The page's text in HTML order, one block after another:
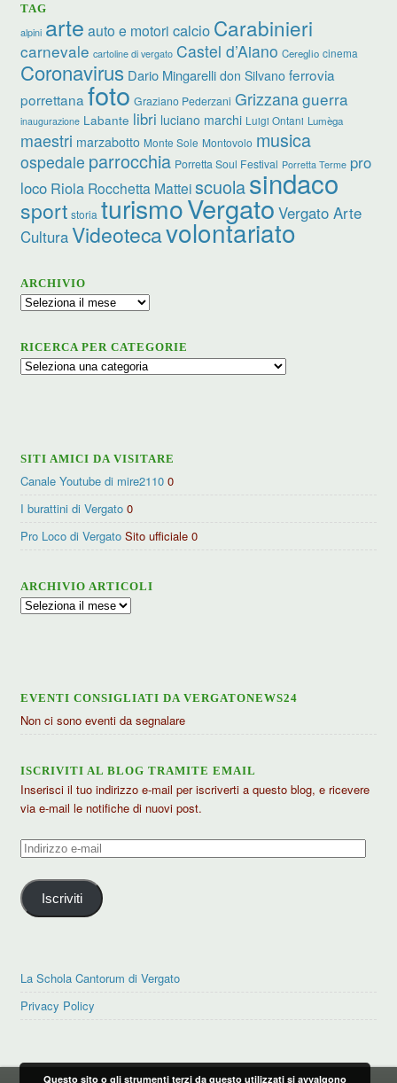
TAG
alpini arte auto e motori calcio Carabinieri
carnevale cartoline di vergato Castel d’Aiano Cereglio cinema
Coronavirus Dario Mingarelli don Silvano ferrovia
porrettana foto Graziano Pederzani Grizzanaguerra
inaugurazione Labante libri luciano marchi Luigi Ontani Lumèga
maestri marzabotto Monte Sole Montovolo musica
ospedale parrocchia Porretta Soul Festival Porretta Terme pro
loco Riola Rocchetta Matteiscuolasindaco
sport storia turismoVergato Vergato Arte
CulturaVideotecavolontariato
ARCHIVIO
Archivio
RICERCA PER CATEGORIE
Ricerca
SITI AMICI DA VISITARE
Canale Youtube di mire2110 0
I burattini di Vergato 0
Pro Loco di Vergato Sito ufficiale 0
ARCHIVIO ARTICOLI
Archivio
EVENTI CONSIGLIATI DA VERGATONEWS24
Non ci sono eventi da segnalare
ISCRIVITI AL BLOG TRAMITE EMAIL
Inserisci il tuo indirizzo e-mail per iscriverti a questo blog, e ricevere
via e-mail le notifiche di nuovi post.
Indirizzo
mail
Iscriviti
La Schola Cantorum di Vergato
Privacy Policy
Questo sito o gli strumenti terzi da questo utilizzati si avvalgono